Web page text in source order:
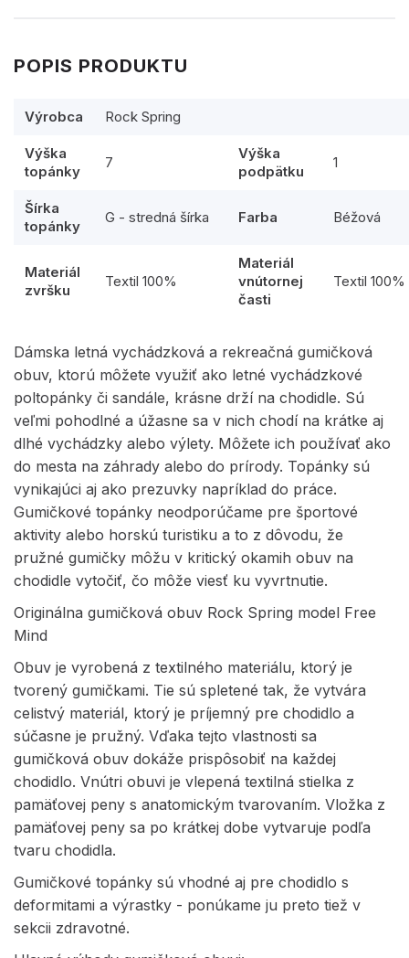
POPIS PRODUKTU
Výrobca Rock Spring
Výška
topánky
7
Výška
podpätku
1
Šírka
topánky
G - stredná šírka Farba Béžová
Materiál
zvršku
Textil 100%
Materiál
vnútornej
časti
Textil 100%
Dámska letná vychádzková a rekreačná gumičková
obuv, ktorú môžete využiť ako letné vychádzkové
poltopánky či sandále, krásne drží na chodidle. Sú
veľmi pohodlné a úžasne sa v nich chodí na krátke aj
dlhé vychádzky alebo výlety. Môžete ich používať ako
do mesta na záhrady alebo do prírody. Topánky sú
vynikajúci aj ako prezuvky napríklad do práce.
Gumičkové topánky neodporúčame pre športové
aktivity alebo horskú turistiku a to z dôvodu, že
pružné gumičky môžu v kritický okamih obuv na
chodidle vytočiť, čo môže viesť ku vyvrtnutie.
Originálna gumičková obuv Rock Spring model Free
Mind
Obuv je vyrobená z textilného materiálu, ktorý je
tvorený gumičkami. Tie sú spletené tak, že vytvára
celistvý materiál, ktorý je príjemný pre chodidlo a
súčasne je pružný. Vďaka tejto vlastnosti sa
gumičková obuv dokáže prispôsobiť na každej
chodidlo. Vnútri obuvi je vlepená textilná stielka z
pamäťovej peny s anatomickým tvarovaním. Vložka z
pamäťovej peny sa po krátkej dobe vytvaruje podľa
tvaru chodidla.
Gumičkové topánky sú vhodné aj pre chodidlo s
deformitami a výrastky - ponúkame ju preto tiež v
sekcii zdravotné.